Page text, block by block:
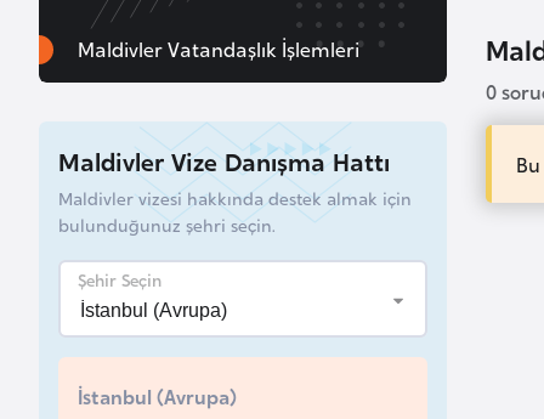
0
Maldivler Vatandaşlık İşlemleri
Maldivler Vize Danışma Hattı
Maldivler vizesi hakkında destek almak için
bulunduğunuz şehri seçin.
Şehir Seçin
İstanbul (Avrupa)
v
u
s
r
y
a
A
z
r